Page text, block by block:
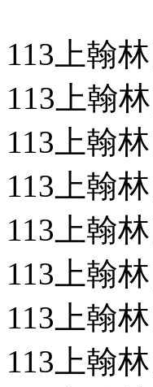
113上翰
113上翰
113上翰
113上翰
113上翰
113上翰
113上翰
113上翰